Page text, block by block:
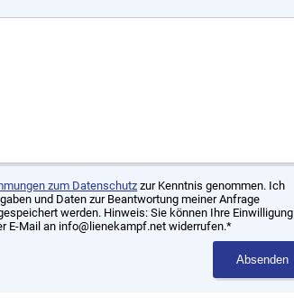
zum Datenschutzzur Kenntnis genommen. Ich
und Daten zur Beantwortung meiner Anfrage
werden. Hinweis: Sie können Ihre Einwilligung
E-Mail an info@lienekampf.net widerrufen.*
Absenden